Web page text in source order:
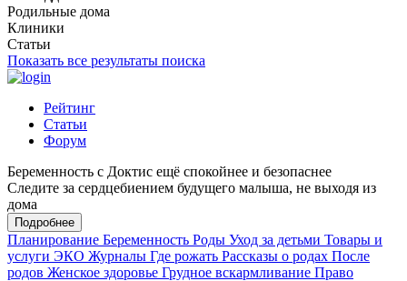
Родильные дома
Клиники
Статьи
Показать все результаты поиска
Рейтинг
Статьи
Форум
Беременность с Доктис ещё спокойнее и безопаснее
Следите за сердцебиением будущего малыша, не выходя из
дома
Подробнее
Планирование Беременность Роды Уход за детьми Товары и
услуги ЭКО Журналы Где рожать Рассказы о родах После
родов Женское здоровье Грудное вскармливание Право